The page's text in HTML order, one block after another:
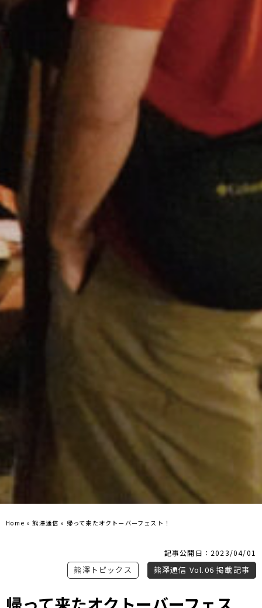
Home »熊澤通信 » 帰って来たオクトーバーフェスト！
記事公開日：2023/04/01
熊澤通信 Vol.06 掲載記事
熊澤トピックス